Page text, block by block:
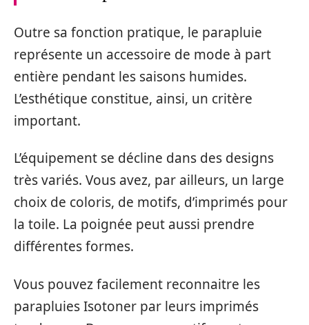
Outre sa fonction pratique, le parapluie
représente un accessoire de mode à part
entière pendant les saisons humides.
L’esthétique constitue, ainsi, un critère
important.
L’équipement se décline dans des designs
très variés. Vous avez, par ailleurs, un large
choix de coloris, de motifs, d’imprimés pour
la toile. La poignée peut aussi prendre
différentes formes.
Vous pouvez facilement reconnaitre les
parapluies Isotoner par leurs imprimés